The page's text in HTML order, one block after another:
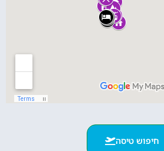
חיפוש טיסה